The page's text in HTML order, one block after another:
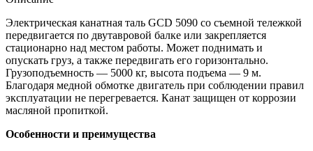
Электрическая канатная таль GCD 5090 со съемной тележкой
передвигается по двутавровой балке или закрепляется
стационарно над местом работы. Может поднимать и
опускать груз, а также передвигать его горизонтально.
Грузоподъемность — 5000 кг, высота подъема — 9 м.
Благодаря медной обмотке двигатель при соблюдении правил
эксплуатации не перегревается. Канат защищен от коррозии
масляной пропиткой.
Особенности и преимущества